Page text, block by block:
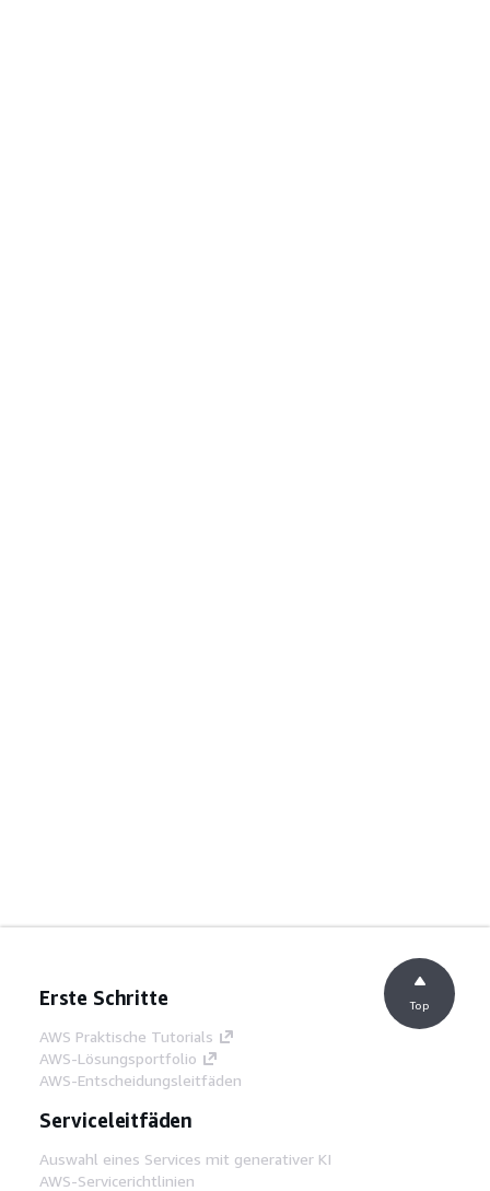
Erste Schritte
AWS Praktische Tutorials
AWS-Lösungsportfolio
AWS-Entscheidungsleitfäden
Serviceleitfäden
Auswahl eines Services mit generativer KI
AWS-Servicerichtlinien
Top